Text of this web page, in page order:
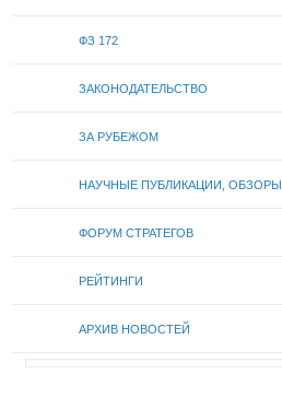
ФЗ 172
ЗАКОНОДАТЕЛЬСТВО
ЗА РУБЕЖОМ
НАУЧНЫЕ ПУБЛИКАЦИИ, ОБЗОРЫ
ФОРУМ СТРАТЕГОВ
РЕЙТИНГИ
АРХИВ НОВОСТЕЙ